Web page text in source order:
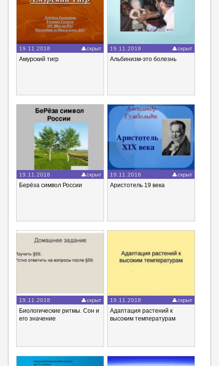
19.11.2018 скрыт
Амурский тигр
19.11.2018 скрыт
Альбинизм-это болезнь
19.11.2018 скрыт
Берёза символ России
19.11.2018 скрыт
Аристотель 19 века
19.11.2018 скрыт
Биологические ритмы. Сон и
его значение
19.11.2018 скрыт
Адаптация растений к
высоким температурам